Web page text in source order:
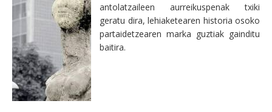
antolatzaileen aurreikuspenak txiki
geratu dira, lehiaketearen historia osoko
partaidetzearen marka guztiak gainditu
baitira.